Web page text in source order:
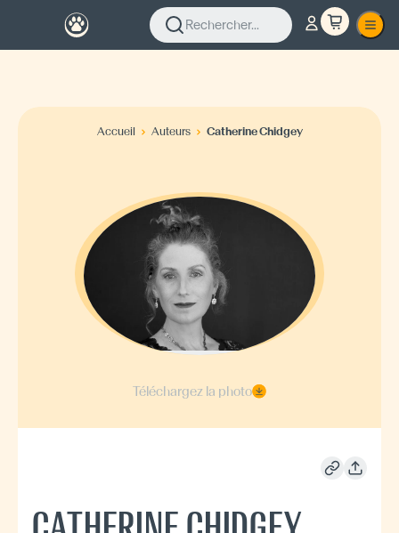
Rechercher...
Accueil Auteurs Catherine Chidgey
Téléchargez la photo